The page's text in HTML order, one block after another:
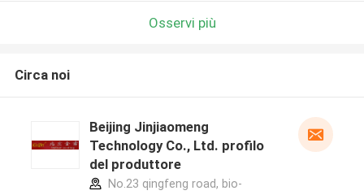
Osservi più
Circa noi
Beijing Jinjiaomeng
Technology Co., Ltd. profilo
del produttore
No.23 qingfeng road, bio-